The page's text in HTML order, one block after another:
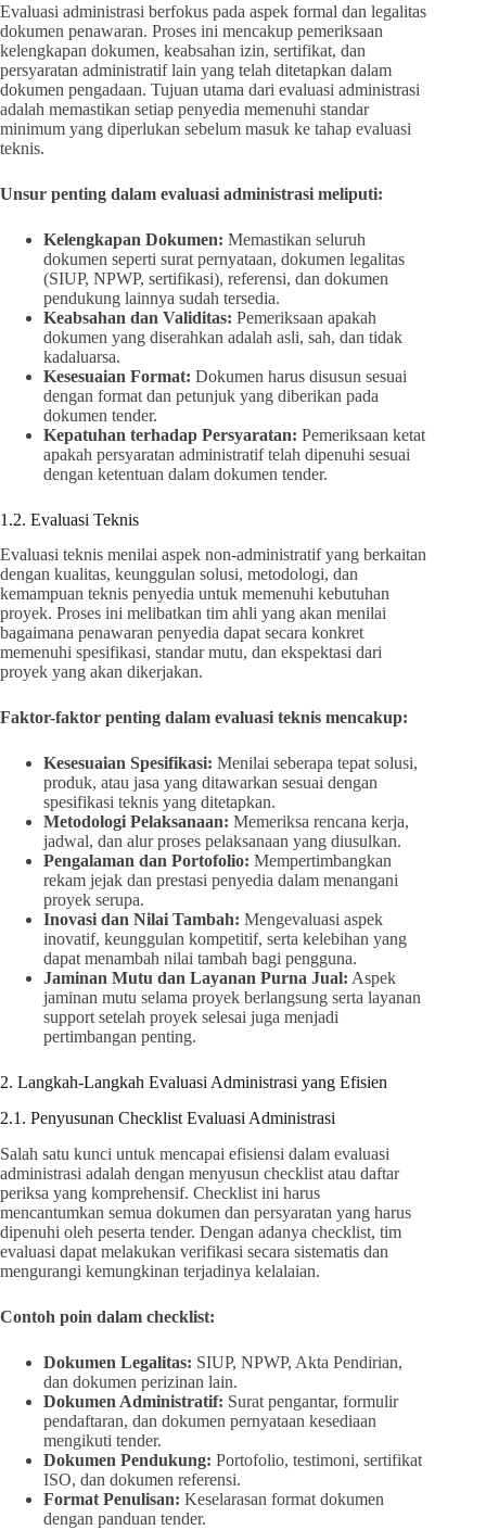
Evaluasi administrasi berfokus pada aspek formal dan legalitas
dokumen penawaran. Proses ini mencakup pemeriksaan
kelengkapan dokumen, keabsahan izin, sertifikat, dan
persyaratan administratif lain yang telah ditetapkan dalam
dokumen pengadaan. Tujuan utama dari evaluasi administrasi
adalah memastikan setiap penyedia memenuhi standar
minimum yang diperlukan sebelum masuk ke tahap evaluasi
teknis.
Unsur penting dalam evaluasi administrasi meliputi:
Kelengkapan Dokumen: Memastikan seluruh
dokumen seperti surat pernyataan, dokumen legalitas
(SIUP, NPWP, sertifikasi), referensi, dan dokumen
pendukung lainnya sudah tersedia.
Keabsahan dan Validitas: Pemeriksaan apakah
dokumen yang diserahkan adalah asli, sah, dan tidak
kadaluarsa.
Kesesuaian Format: Dokumen harus disusun sesuai
dengan format dan petunjuk yang diberikan pada
dokumen tender.
Kepatuhan terhadap Persyaratan: Pemeriksaan ketat
apakah persyaratan administratif telah dipenuhi sesuai
dengan ketentuan dalam dokumen tender.
1.2. Evaluasi Teknis
Evaluasi teknis menilai aspek non-administratif yang berkaitan
dengan kualitas, keunggulan solusi, metodologi, dan
kemampuan teknis penyedia untuk memenuhi kebutuhan
proyek. Proses ini melibatkan tim ahli yang akan menilai
bagaimana penawaran penyedia dapat secara konkret
memenuhi spesifikasi, standar mutu, dan ekspektasi dari
proyek yang akan dikerjakan.
Faktor-faktor penting dalam evaluasi teknis mencakup:
Kesesuaian Spesifikasi: Menilai seberapa tepat solusi,
produk, atau jasa yang ditawarkan sesuai dengan
spesifikasi teknis yang ditetapkan.
Metodologi Pelaksanaan: Memeriksa rencana kerja,
jadwal, dan alur proses pelaksanaan yang diusulkan.
Pengalaman dan Portofolio: Mempertimbangkan
rekam jejak dan prestasi penyedia dalam menangani
proyek serupa.
Inovasi dan Nilai Tambah: Mengevaluasi aspek
inovatif, keunggulan kompetitif, serta kelebihan yang
dapat menambah nilai tambah bagi pengguna.
Jaminan Mutu dan Layanan Purna Jual: Aspek
jaminan mutu selama proyek berlangsung serta layanan
support setelah proyek selesai juga menjadi
pertimbangan penting.
2. Langkah-Langkah Evaluasi Administrasi yang Efisien
2.1. Penyusunan Checklist Evaluasi Administrasi
Salah satu kunci untuk mencapai efisiensi dalam evaluasi
administrasi adalah dengan menyusun checklist atau daftar
periksa yang komprehensif. Checklist ini harus
mencantumkan semua dokumen dan persyaratan yang harus
dipenuhi oleh peserta tender. Dengan adanya checklist, tim
evaluasi dapat melakukan verifikasi secara sistematis dan
mengurangi kemungkinan terjadinya kelalaian.
Contoh poin dalam checklist:
Dokumen Legalitas: SIUP, NPWP, Akta Pendirian,
dan dokumen perizinan lain.
Dokumen Administratif: Surat pengantar, formulir
pendaftaran, dan dokumen pernyataan kesediaan
mengikuti tender.
Dokumen Pendukung: Portofolio, testimoni, sertifikat
ISO, dan dokumen referensi.
Format Penulisan: Keselarasan format dokumen
dengan panduan tender.